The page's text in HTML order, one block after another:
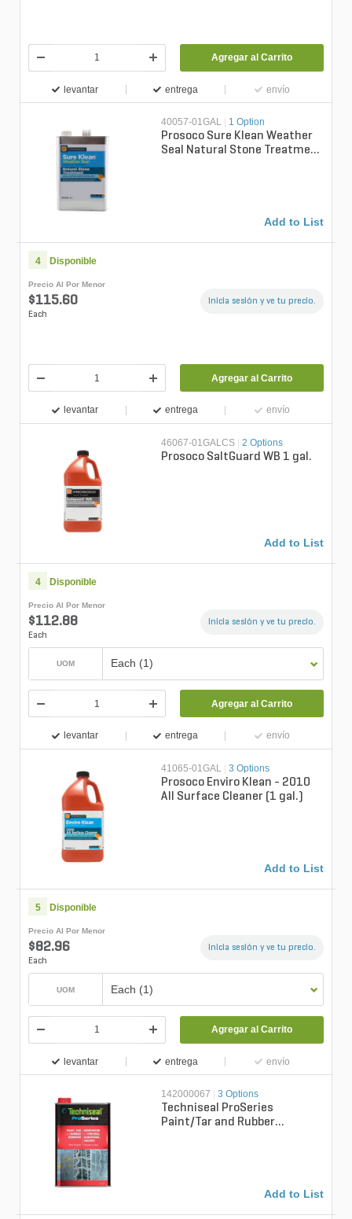
Agregar al Carrito
levantar entrega envío
40057-01GAL 1 Option
Prosoco Sure Klean Weather
Seal Natural Stone Treatment
Add to List
4 Disponible
Precio Al Por Menor
$115.60
Each
Inicia sesión y ve tu precio.
Agregar al Carrito
levantar entrega envío
46067-01GALCS | 2 Options
Prosoco SaltGuard WB 1 gal.
Add to List
4 Disponible
Precio Al Por Menor
$112.88
Each
Inicia sesión y ve tu precio.
UOM Each (1)
Agregar al Carrito
levantar entrega envío
41065-01GAL 3 Options
Prosoco Enviro Klean - 2010
All Surface Cleaner (1 gal.)
Add to List
5 Disponible
Precio Al Por Menor
$82.96
Each
Inicia sesión y ve tu precio.
UOM Each (1)
Agregar al Carrito
levantar entrega envío
142000067 3 Options
Techniseal ProSeries
Paint/Tar and Rubber
Add to List